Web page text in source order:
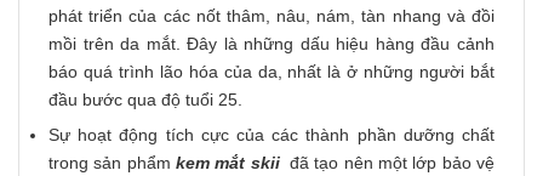
phát triển của các nốt thâm, nâu, nám, tàn nhang và đồi
mồi trên da mắt. Đây là những dấu hiệu hàng đầu cảnh
báo quá trình lão hóa của da, nhất là ở những người bắt
đầu bước qua độ tuổi 25.
Sự hoạt động tích cực của các thành phần dưỡng chất
trong sản phẩm kem mắt skii đã tạo nên một lớp bảo vệ